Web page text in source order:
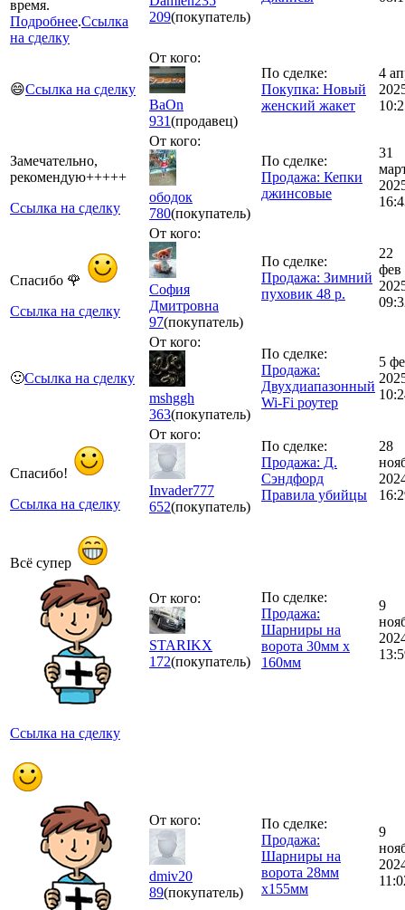
время.
Подробнее.Ссылка
на сделку
209(покупатель)
😄Ссылка на сделку
От кого:
BaOn
931(продавец)
По сделке:
Покупка: Новый
женский жакет
4
Замечательно,
рекомендую+++++
Ссылка на сделку
От кого:
ободок
780(покупатель)
По сделке:
Продажа: Кепки
джинсовые
31
Спасибо 🌹
Ссылка на сделку
От кого:
София
Дмитровна
97(покупатель)
По сделке:
Продажа: Зимний
пуховик 48 р.
22
фев
🙂Ссылка на сделку
От кого:
mshggh
363(покупатель)
По сделке:
Продажа:
Двухдиапазонный
Wi-Fi роутер
5
Спасибо!
Ссылка на сделку
От кого:
Invader777
652(покупатель)
По сделке:
Продажа: Д.
Сэндфорд
Правила убийцы
28
Всё супер
Ссылка на сделку
От кого:
STARIKX
172(покупатель)
По сделке:
Продажа:
Шарниры на
ворота 30мм х
160мм
9
От кого:
dmiv20
89(покупатель)
По сделке:
Продажа:
Шарниры на
ворота 28мм
х155мм
9